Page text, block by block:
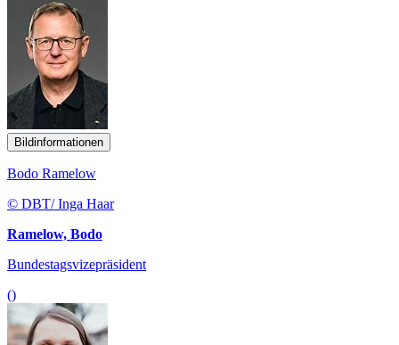
Bildinformationen
Bodo Ramelow
© DBT/ Inga Haar
Ramelow, Bodo
Bundestagsvizepräsident
()